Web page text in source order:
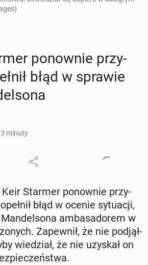
po­now­nie przy­
błąd w sprawie
minuty
Starmer po­now­nie przy­
błąd w ocenie sy­tu­acji,
am­ba­sa­do­rem w
Za­pew­nił, że nie pod­jął­
wie­dział, że nie uzyskał on